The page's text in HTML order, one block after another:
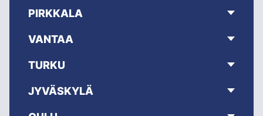
PIRKKALA
VANTAA
TURKU
JYVÄSKYLÄ